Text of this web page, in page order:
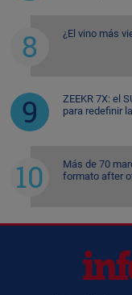
¿El vino más
ZEEKR 7X: el
para redefinir
Más de 70
formato after